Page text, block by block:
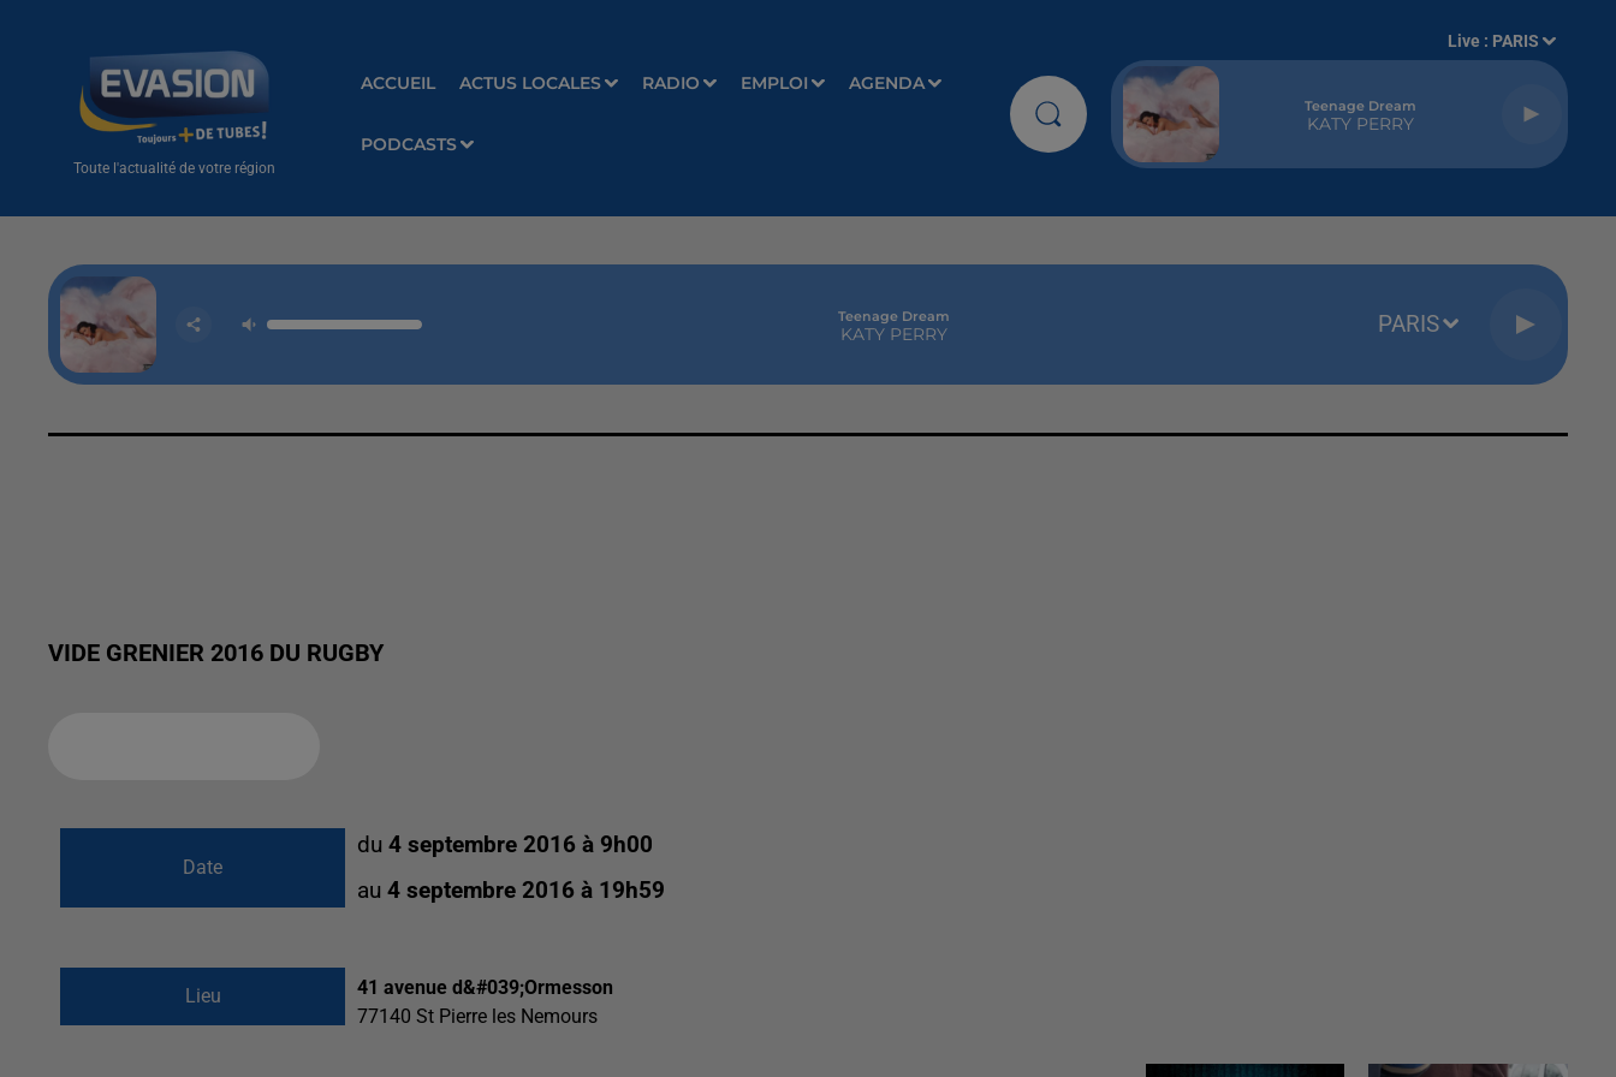
Toute l'actualité de votre région
ACCUEIL ACTUS LOCALES RADIO EMPLOI AGENDA
PODCASTS
Live : PARIS
Teenage Dream
KATY PERRY
Teenage Dream
KATY PERRY PARIS
VIDE GRENIER 2016 DU RUGBY
Date
du4 septembre 2016 à 9h00
au4 septembre 2016 à 19h59
Lieu
41 avenue d&#039;Ormesson
77140 St Pierre les Nemours